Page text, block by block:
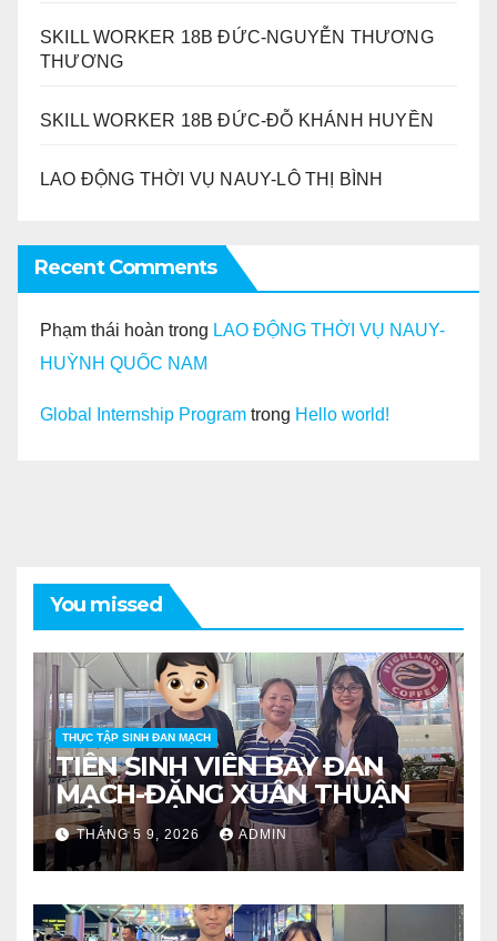
SKILL WORKER 18B ĐỨC-NGUYỄN THƯƠNG
THƯƠNG
SKILL WORKER 18B ĐỨC-ĐỖ KHÁNH HUYỀN
LAO ĐỘNG THỜI VỤ NAUY-LÔ THỊ BÌNH
Recent Comments
Phạm thái hoàn trong LAO ĐỘNG THỜI VỤ NAUY-
HUỲNH QUỐC NAM
Global Internship Program trong Hello world!
You missed
THỰC TẬP SINH ĐAN MẠCH
TIỄN SINH VIÊN BAY ĐAN
MẠCH-ĐẶNG XUÂN THUẬN
THÁNG 5 9, 2026 ADMIN